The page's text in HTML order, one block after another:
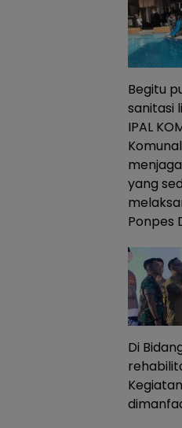
Begitu
sanitasi
IPAL
yang
Ponpes
Di